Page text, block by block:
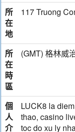
所
在
地
117 Truong
所
在
時
區
(GMT) 格林威
個
人
介
LUCK8 la
thao, casino
toc do xu ly